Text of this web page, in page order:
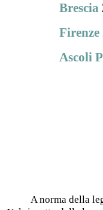
Brescia
Firenze
Ascoli
A norma della